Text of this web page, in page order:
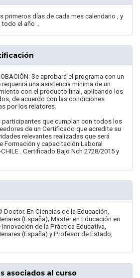
primeros días de cada mes calendario , y
el año ..
Se aprobará el programa con un
una asistencia mínima de un
con el producto final, aplicando los
de acuerdo con las condiciones
por los relatores.
participantes que cumplan con todos los
de un Certificado que acredite su
relevantes realizadas que será
y capacitación Laboral
. Certificado Bajo Nch 2728/2015 y
En Ciencias de la Educación,
(España); Master en Educación en
de la Práctica Educativa,
(España) y Profesor de Estado,
asociados al curso